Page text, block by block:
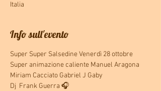
Italia
Info sull'evento
Super Super Salsedine Venerdì 28 ottobre
Super animazione caliente Manuel Aragona
Miriam Cacciato Gabriel J Gaby
Dj  Frank Guerra 🎧